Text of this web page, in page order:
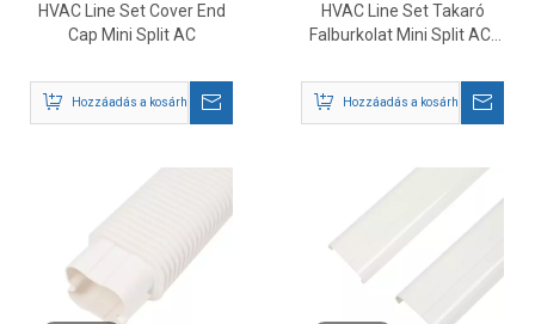
HVAC Line Set Cover End
Cap Mini Split AC
Hozzáadás a kosárhoz
HVAC Line Set Takaró
Falburkolat Mini Split AC-
Hozzáadás a kosárhoz